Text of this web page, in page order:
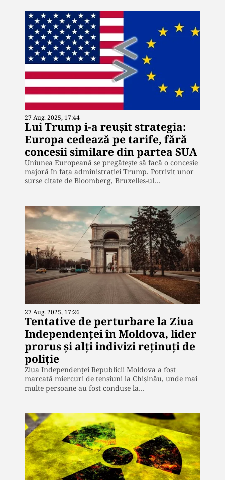
27 Aug. 2025, 17:44
Lui Trump i-a reușit strategia:
Europa cedează pe tarife, fără
concesii similare din partea SUA
Uniunea Europeană se pregătește să facă o concesie
majoră în fața administrației Trump. Potrivit unor
surse citate de Bloomberg, Bruxelles-ul…
27 Aug. 2025, 17:26
Tentative de perturbare la Ziua
Independenței în Moldova, lider
prorus și alți indivizi reținuți de
poliție
Ziua Independenței Republicii Moldova a fost
marcată miercuri de tensiuni la Chișinău, unde mai
multe persoane au fost conduse la…